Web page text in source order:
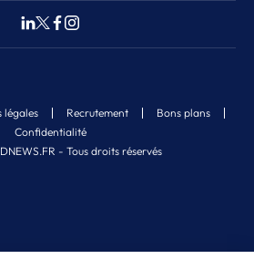
Fermer
- Tous droits réservés
légales Recrutement
Bons plans
Confidentialité